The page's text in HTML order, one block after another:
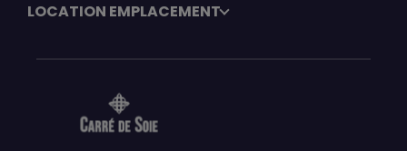
LOCATION EMPLACEMENT